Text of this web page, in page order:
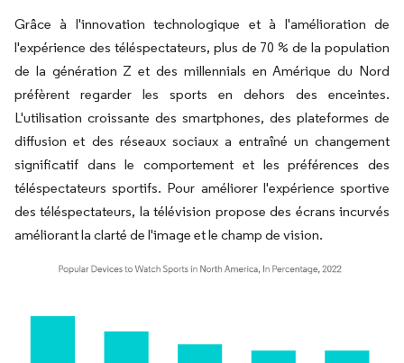
Grâce à l'innovation technologique et à l'amélioration de
l'expérience des téléspectateurs, plus de 70 % de la population
de la génération Z et des millennials en Amérique du Nord
préfèrent regarder les sports en dehors des enceintes.
L'utilisation croissante des smartphones, des plateformes de
diffusion et des réseaux sociaux a entraîné un changement
significatif dans le comportement et les préférences des
téléspectateurs sportifs. Pour améliorer l'expérience sportive
des téléspectateurs, la télévision propose des écrans incurvés
améliorant la clarté de l'image et le champ de vision.